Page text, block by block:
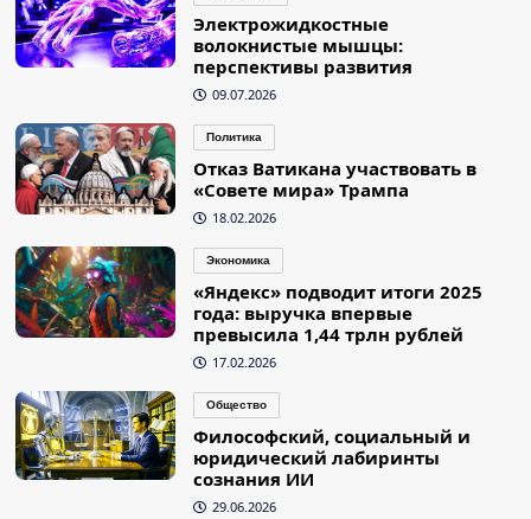
Электрожидкостные
волокнистые мышцы:
перспективы развития
09.07.2026
Политика
Отказ Ватикана участвовать в
«Совете мира» Трампа
18.02.2026
Экономика
«Яндекс» подводит итоги 2025
года: выручка впервые
превысила 1,44 трлн рублей
17.02.2026
Общество
Философский, социальный и
юридический лабиринты
сознания ИИ
29.06.2026